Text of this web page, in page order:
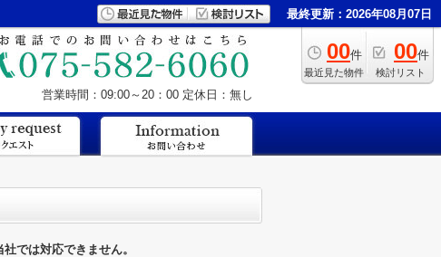
最終更新：2026年08月07日
00件
最近見た物件
00件
検討リスト
営業時間：09:00～20：00 定休日：無し
では対応できません。